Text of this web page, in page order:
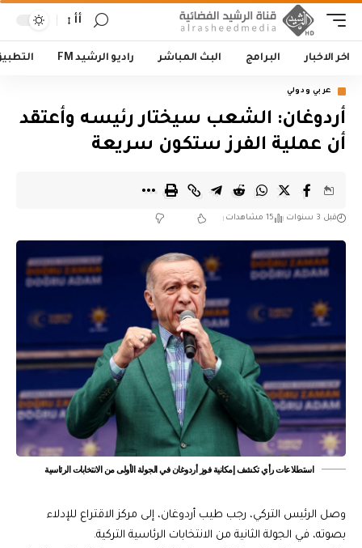
أأ
اخر الاخبار البرامج البث المباشر راديو الرشيد FM
عربي ودولي
أردوغان: الشعب سيختار رئيسه وأعتقد
أن عملية الفرز ستكون سريعة
قبل 3 سنوات 15 مشاهدات
استطلاعات رأي تكشف إمكانية فوز أردوغان في الجولة الأولى من الانتخابات الرئاسية
وصل الرئيس التركي، رجب طيب أردوغان، إلى مركز الاقتراع للإدلاء
بصوته، في الجولة الثانية من الانتخابات الرئاسية التركية.